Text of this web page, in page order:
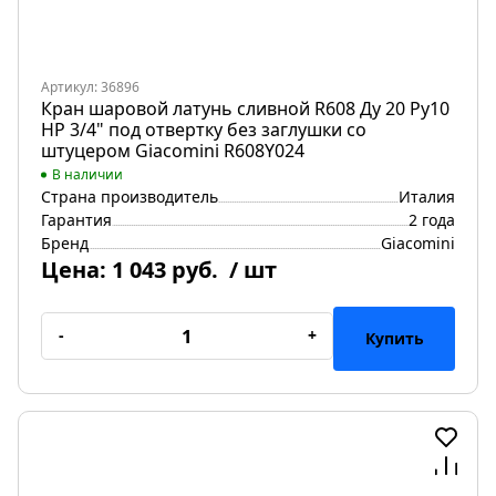
Артикул: 36896
Кран шаровой латунь сливной R608 Ду 20 Ру10
НР 3/4" под отвертку без заглушки со
штуцером Giacomini R608Y024
В наличии
Страна производитель
Италия
Гарантия
2 года
Бренд
Giacomini
Цена: 1 043 руб. / шт
- + Купить